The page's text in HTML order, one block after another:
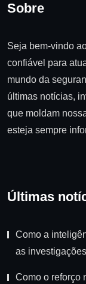
Sobre
Seja bem-vindo
confiável para
mundo da
últimas notícias,
que moldam
esteja sempre
Últimas
Como a
as
Como o reforço